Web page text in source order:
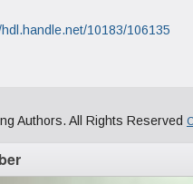
hdl.handle.net/10183/106135
Authors. All Rights Reserved